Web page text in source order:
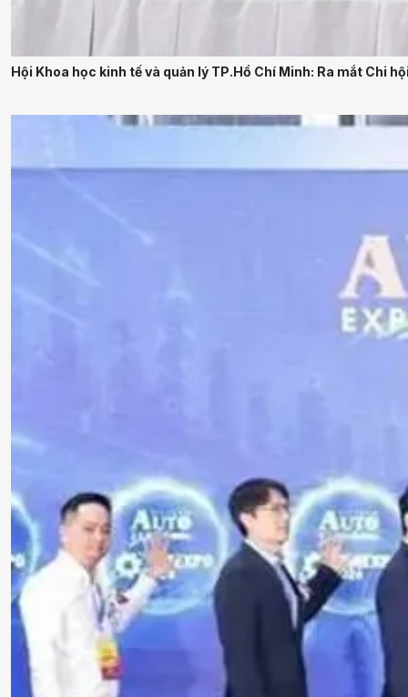
Hội Khoa học kinh tế và quản lý TP.Hồ Chí Minh: Ra mắt Chi